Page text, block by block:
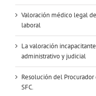
Valoración médico legal
laboral
La valoración
administrativo y judicial
Resolución del
SFC.